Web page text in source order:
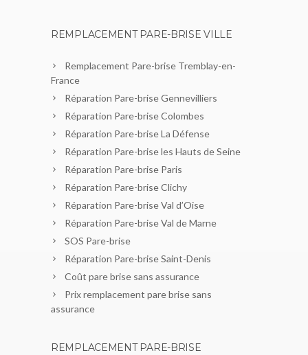
REMPLACEMENT PARE-BRISE VILLE
Remplacement Pare-brise Tremblay-en-
France
Réparation Pare-brise Gennevilliers
Réparation Pare-brise Colombes
Réparation Pare-brise La Défense
Réparation Pare-brise les Hauts de Seine
Réparation Pare-brise Paris
Réparation Pare-brise Clichy
Réparation Pare-brise Val d’Oise
Réparation Pare-brise Val de Marne
SOS Pare-brise
Réparation Pare-brise Saint-Denis
Coût pare brise sans assurance
Prix remplacement pare brise sans
assurance
REMPLACEMENT PARE-BRISE